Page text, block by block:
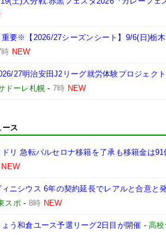
要※【2026/27シーズンシート】9/6(日)栃
時 NEW
27明治安田J2リーグ就労体験プロジェク
ドーレ札幌 - 7時 NEW
ース
ドリ 急転バルセロナ移籍を了承も移籍金は
NEW
ィニシウス 6年の契約延長でレアルと合意
スポ- 8時 NEW
ょう和倉ユース予選リーグ2日目が開催 -高